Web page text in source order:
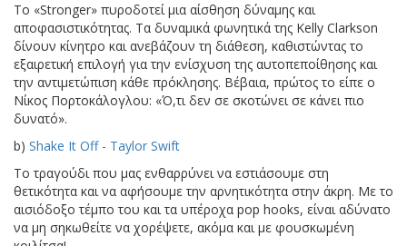
Το «Stronger» πυροδοτεί μια αίσθηση δύναμης και
αποφασιστικότητας. Τα δυναμικά φωνητικά της Kelly Clarkson
δίνουν κίνητρο και ανεβάζουν τη διάθεση, καθιστώντας το
εξαιρετική επιλογή για την ενίσχυση της αυτοπεποίθησης και
την αντιμετώπιση κάθε πρόκλησης. Βέβαια, πρώτος το είπε ο
Νίκος Πορτοκάλογλου: «Ό,τι δεν σε σκοτώνει σε κάνει πιο
δυνατό».
b) Shake It Off - Taylor Swift
Το τραγούδι που μας ενθαρρύνει να εστιάσουμε στη
θετικότητα και να αφήσουμε την αρνητικότητα στην άκρη. Με το
αισιόδοξο τέμπο του και τα υπέροχα pop hooks, είναι αδύνατο
να μη σηκωθείτε να χορέψετε, ακόμα και με φουσκωμένη